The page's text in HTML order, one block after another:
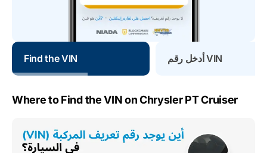
Find the VIN أدخل رقم VIN
Where to Find the VIN on Chrysler PT Cruiser